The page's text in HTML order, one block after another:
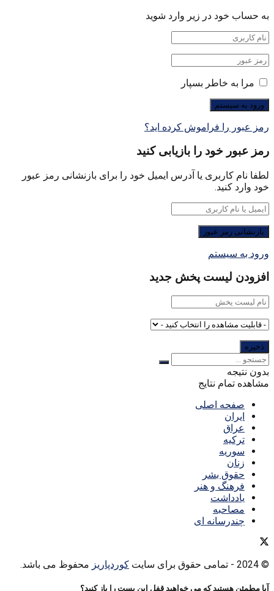
به حساب خود در زیر وارد شوید
مرا به خاطر بسپار
رمز عبور را فراموش کرده اید؟
رمز عبور خود را بازیابی کنید
لطفا نام کاربری یا آدرس ایمیل خود را برای بازنشانی رمز عبور
خود وارد کنید.
ورود به سیستم
افزودن لیست پخش جدید
بدون نتیجه
مشاهده تمام نتایج
صفحه اصلی
ایران
عراق
ترکیه
سوریه
زنان
حقوق بشر
فرهنگ و هنر
یادداشت
مصاحبه
چندرسانه ای
© 2024 - تمامی حقوق برای سایت کوردپاریز محفوظ می باشد.
آیا مطمئن هستید که می خواهید قفل این پست را باز کنید؟